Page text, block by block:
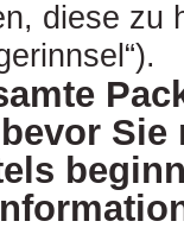
diese zu
Sie